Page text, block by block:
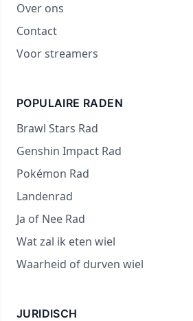
Over ons
Contact
Voor streamers
POPULAIRE RADEN
Brawl Stars Rad
Genshin Impact Rad
Pokémon Rad
Landenrad
Ja of Nee Rad
Wat zal ik eten wiel
Waarheid of durven wiel
JURIDISCH